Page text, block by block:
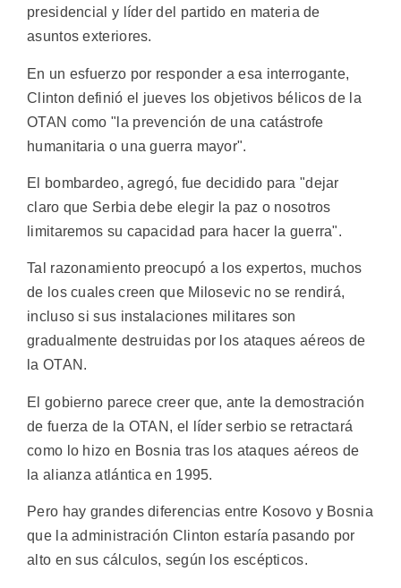
presidencial y líder del partido en materia de
asuntos exteriores.
En un esfuerzo por responder a esa interrogante,
Clinton definió el jueves los objetivos bélicos de la
OTAN como "la prevención de una catástrofe
humanitaria o una guerra mayor".
El bombardeo, agregó, fue decidido para "dejar
claro que Serbia debe elegir la paz o nosotros
limitaremos su capacidad para hacer la guerra".
Tal razonamiento preocupó a los expertos, muchos
de los cuales creen que Milosevic no se rendirá,
incluso si sus instalaciones militares son
gradualmente destruidas por los ataques aéreos de
la OTAN.
El gobierno parece creer que, ante la demostración
de fuerza de la OTAN, el líder serbio se retractará
como lo hizo en Bosnia tras los ataques aéreos de
la alianza atlántica en 1995.
Pero hay grandes diferencias entre Kosovo y Bosnia
que la administración Clinton estaría pasando por
alto en sus cálculos, según los escépticos.